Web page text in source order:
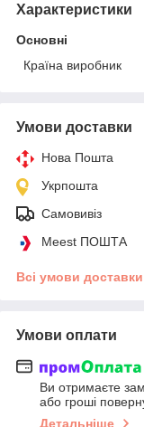
Характеристики
Основні
Країна виробник
Умови доставки
Нова Пошта
Укрпошта
Самовивіз
Meest ПОШТА
Всі умови доставки
Умови оплати
Ви отримаєте
або гроші
Детальніше